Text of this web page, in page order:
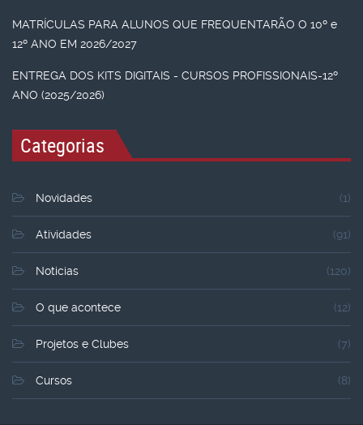
MATRÍCULAS PARA ALUNOS QUE FREQUENTARÃO O 10º e
12º ANO EM 2026/2027
ENTREGA DOS KITS DIGITAIS - CURSOS PROFISSIONAIS-12º
ANO (2025/2026)
Categorias
Novidades (1)
Atividades (91)
Noticias (120)
O que acontece (12)
Projetos e Clubes (7)
Cursos (8)